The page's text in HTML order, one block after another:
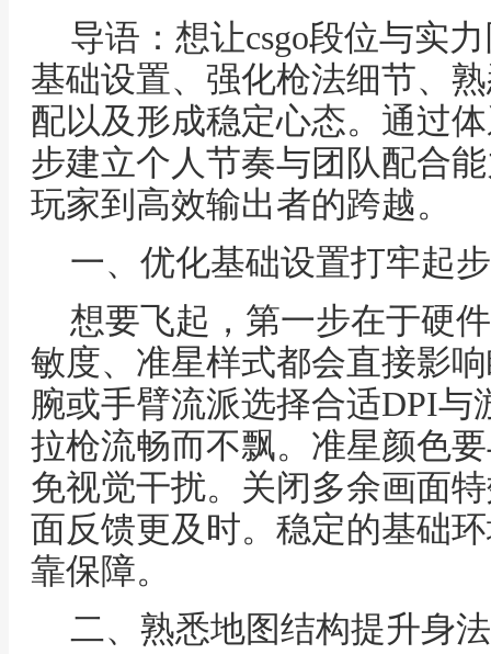
导语：想让csgo段位与实
基础设置、强化枪法细节、
配以及形成稳定心态。通过
步建立个人节奏与团队配合
玩家到高效输出者的跨越。
一、优化基础设置打牢起
想要飞起，第一步在于硬
敏度、准星样式都会直接影
腕或手臂流派选择合适DPI
拉枪流畅而不飘。准星颜色
免视觉干扰。关闭多余画面
面反馈更及时。稳定的基础
靠保障。
二、熟悉地图结构提升身